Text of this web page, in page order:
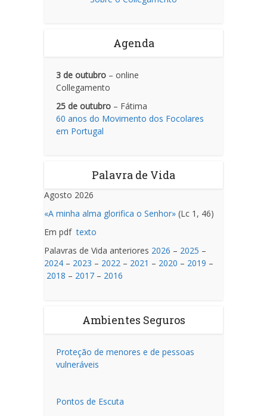
Agenda
3 de outubro – online
Collegamento
25 de outubro – Fátima
60 anos do Movimento dos Focolares
em Portugal
Palavra de Vida
Agosto 2026
«A minha alma glorifica o Senhor» (Lc 1, 46)
Em pdftexto
Palavras de Vida anteriores 2026 – 2025 –
2024 – 2023 – 2022 – 2021 – 2020 – 2019 –
2018 – 2017 – 2016
Ambientes Seguros
Proteção de menores e de pessoas
vulneráveis
Pontos de Escuta